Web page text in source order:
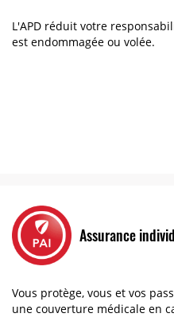
L'APD réduit votre
est endommagée ou volée.
Assurance
Vous protège, vous et vos
une couverture médicale en